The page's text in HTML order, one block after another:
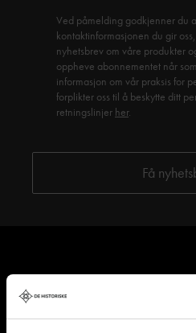
Ved påmelding godkjenner du
kontaktinformasjonen du gir
nyhetsbrev om våre produkter
oppheve abonnementet når
informasjon om vår praksis for
forplikter oss til å beskytte ditt
retningslinjer her.